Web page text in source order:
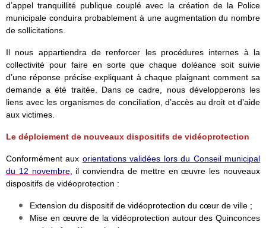
d’appel tranquillité publique couplé avec la création de la Police
municipale conduira probablement à une augmentation du nombre
de sollicitations.
Il nous appartiendra de renforcer les procédures internes à la
collectivité pour faire en sorte que chaque doléance soit suivie
d’une réponse précise expliquant à chaque plaignant comment sa
demande a été traitée. Dans ce cadre, nous développerons les
liens avec les organismes de conciliation, d’accès au droit et d’aide
aux victimes.
Le déploiement de nouveaux dispositifs de vidéoprotection
Conformément aux orientations validées lors du Conseil municipal
du 12 novembre, il conviendra de mettre en œuvre les nouveaux
dispositifs de vidéoprotection :
Extension du dispositif de vidéoprotection du cœur de ville ;
Mise en œuvre de la vidéoprotection autour des Quinconces